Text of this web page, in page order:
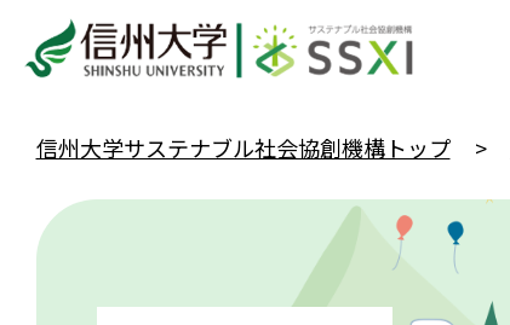
信州大学サステナブル社会協創機構トップ